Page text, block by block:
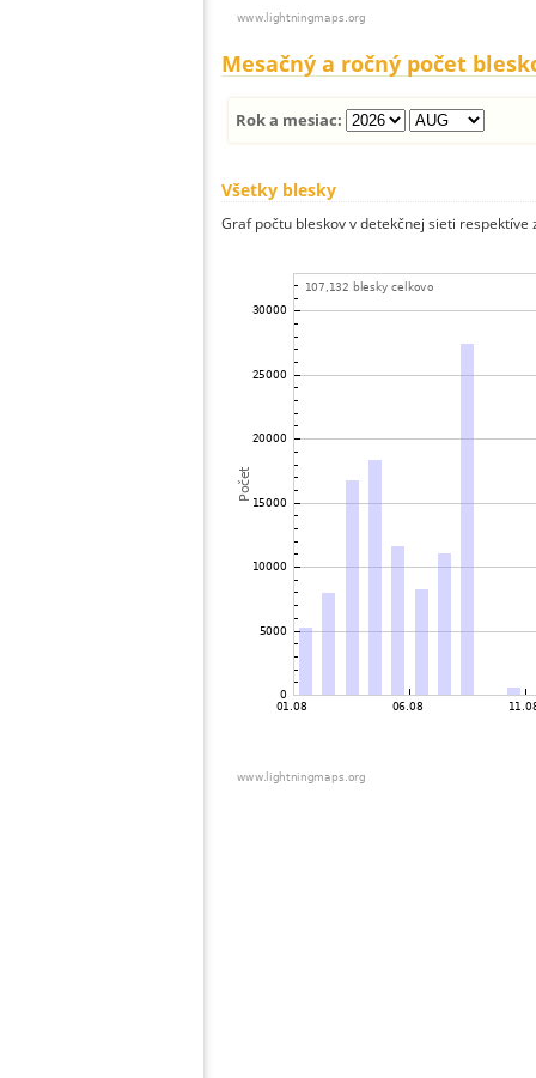
Mesačný a ročný počet
Rok a mesiac:
Všetky blesky
Graf počtu bleskov v detekčnej sieti respektíve